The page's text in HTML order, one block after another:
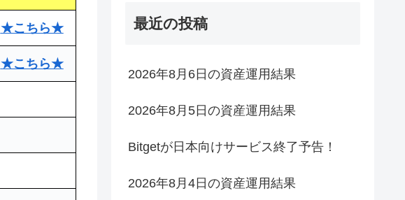
★こちら★
★こちら★
最近の投稿
2026年8月6日の資産運用結果
2026年8月5日の資産運用結果
Bitgetが日本向けサービス終了予告！
2026年8月4日の資産運用結果